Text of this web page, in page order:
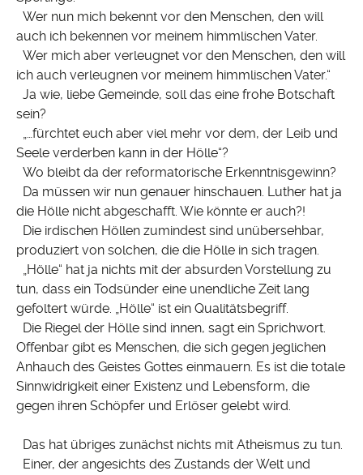
Wer nun mich bekennt vor den Menschen, den will
auch ich bekennen vor meinem himmlischen Vater.
Wer mich aber verleugnet vor den Menschen, den will
ich auch verleugnen vor meinem himmlischen Vater.“
Ja wie, liebe Gemeinde, soll das eine frohe Botschaft
sein?
„…fürchtet euch aber viel mehr vor dem, der Leib und
Seele verderben kann in der Hölle“?
Wo bleibt da der reformatorische Erkenntnisgewinn?
Da müssen wir nun genauer hinschauen. Luther hat ja
die Hölle nicht abgeschafft. Wie könnte er auch?!
Die irdischen Höllen zumindest sind unübersehbar,
produziert von solchen, die die Hölle in sich tragen.
„Hölle“ hat ja nichts mit der absurden Vorstellung zu
tun, dass ein Todsünder eine unendliche Zeit lang
gefoltert würde. „Hölle“ ist ein Qualitätsbegriff.
Die Riegel der Hölle sind innen, sagt ein Sprichwort.
Offenbar gibt es Menschen, die sich gegen jeglichen
Anhauch des Geistes Gottes einmauern. Es ist die totale
Sinnwidrigkeit einer Existenz und Lebensform, die
gegen ihren Schöpfer und Erlöser gelebt wird.
Das hat übriges zunächst nichts mit Atheismus zu tun.
Einer, der angesichts des Zustands der Welt und